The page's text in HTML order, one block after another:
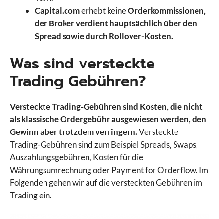
Capital.comerhebt keineOrderkommissionen,
der Broker verdient hauptsächlich über den
Spread sowie durch Rollover-Kosten.
Was sind versteckte
Trading Gebühren?
Versteckte Trading-Gebühren sind Kosten, die nicht
als klassische Ordergebühr ausgewiesen werden, den
Gewinn aber trotzdem verringern.Versteckte
Trading-Gebühren sind zum Beispiel Spreads, Swaps,
Auszahlungsgebühren, Kosten für die
Währungsumrechnung oder Payment for Orderflow. Im
Folgenden gehen wir auf die versteckten Gebühren im
Trading ein.